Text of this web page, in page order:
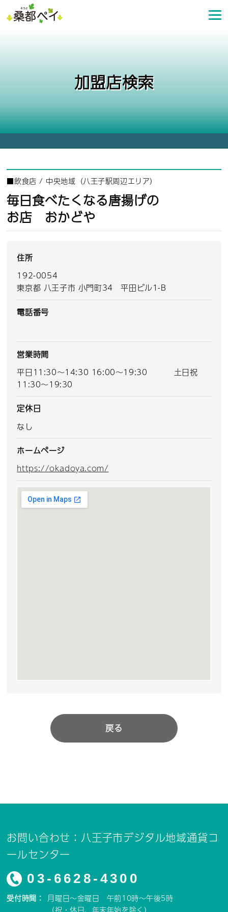
ン
プ
加盟店検索
■飲食店 / 中央地域（八王子駅周辺エリア）
毎日食べたくなる唐揚げの
お店 おかどや
住所
192-0054
東京都 八王子市 小門町34 平田ビル1-B
電話番号
営業時間
平日11:30～14:30 16:00～19:30 土日祝
11:30～19:30
定休日
なし
ホームページ
https://okadoya.com/
戻る
お問い合わせ：八王子市デジタル地域通貨コ
ールセンター
03-6628-4300
受付時間： 月曜日～金曜日 午前10時～午後5時
（祝・休日、年末年始を除く）